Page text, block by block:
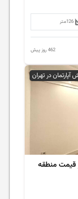
126متر
462 روز پیش
در تهران